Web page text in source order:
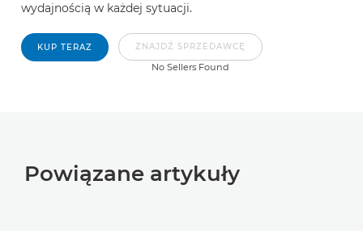
wydajnością w każdej sytuacji.
KUP TERAZ ZNAJDŹ SPRZEDAWCĘ
No Sellers Found
Powiązane artykuły